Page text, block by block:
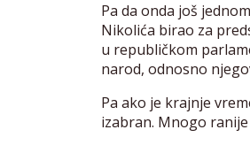
Pa da onda još
Nikolića birao za
u republičkom
narod, odnosno
Pa ako je krajnje
izabran. Mnogo